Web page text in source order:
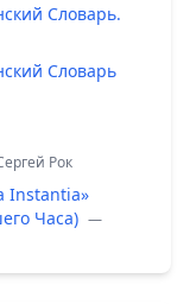
Словарь.
Словарь
Рок
Instantia»
Часа) —